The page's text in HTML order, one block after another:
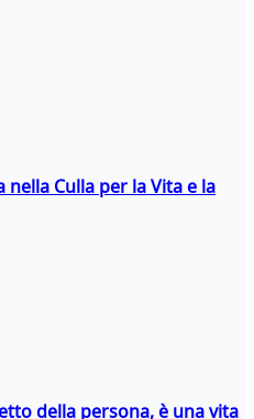
Culla per la Vita e la
della persona, è una vita